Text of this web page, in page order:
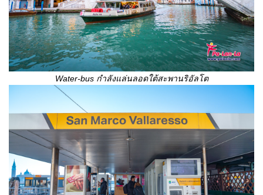
Water-bus กำลังแล่นลอดใต้สะพานริอัลโต